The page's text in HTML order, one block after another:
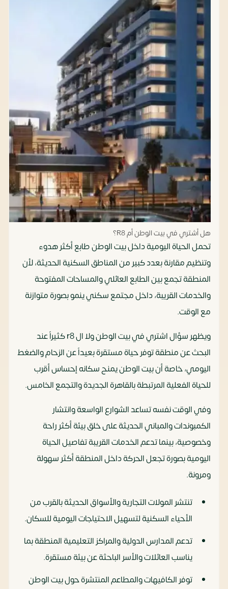
هل أشتري في بيت الوطن أم R8؟
تحمل الحياة اليومية داخل بيت الوطن طابع أكثر هدوء
وتنظيم مقارنة بعدد كبير من المناطق السكنية الحديثة، لأن
المنطقة تجمع بين الطابع العائلي والمساحات المفتوحة
والخدمات القريبة، داخل مجتمع سكني ينمو بصورة متوازنة
مع الوقت.
ويظهر سؤال اشتري في بيت الوطن ولا ال r8 كثيراً عند
البحث عن منطقة توفر حياة مستقرة بعيداً عن الزحام والضغط
اليومي، خاصة أن بيت الوطن يمنح سكانه إحساس أقرب
للحياة الفعلية المرتبطة بالقاهرة الجديدة والتجمع الخامس.
وفي الوقت نفسه تساعد الشوارع الواسعة وانتشار
الكمبوندات والمباني الحديثة على خلق بيئة أكثر راحة
وخصوصية، بينما تدعم الخدمات القريبة تفاصيل الحياة
اليومية بصورة تجعل الحركة داخل المنطقة أكثر سهولة
ومرونة.
تنتشر المولات التجارية والأسواق الحديثة بالقرب من
الأحياء السكنية لتسهيل الاحتياجات اليومية للسكان.
تدعم المدارس الدولية والمراكز التعليمية المنطقة بما
يناسب العائلات والأسر الباحثة عن بيئة مستقرة.
توفر الكافيهات والمطاعم المنتشرة حول بيت الوطن